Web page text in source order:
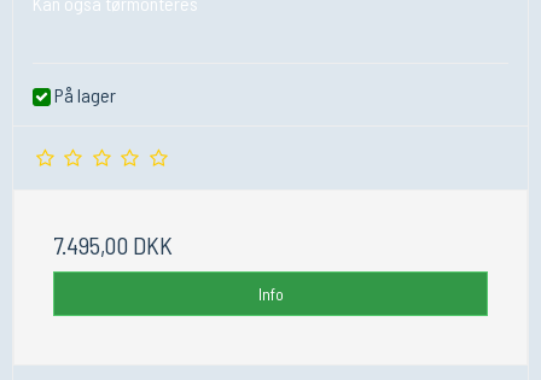
På lager
7.495,00 DKK
Info